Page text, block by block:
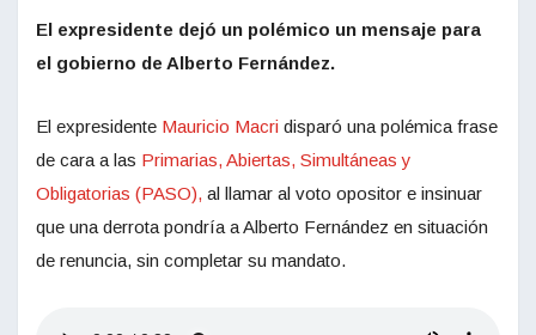
El expresidente dejó un polémico un mensaje para
el gobierno de Alberto Fernández.
El expresidente Mauricio Macri disparó una polémica frase
de cara a las Primarias, Abiertas, Simultáneas y
Obligatorias (PASO), al llamar al voto opositor e insinuar
que una derrota pondría a Alberto Fernández en situación
de renuncia, sin completar su mandato.